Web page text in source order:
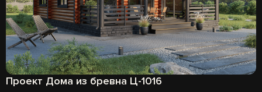
Проект Дома из бревна Ц-1016